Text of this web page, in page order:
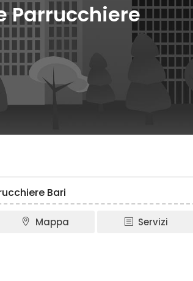
Parrucchiere
Bari
Mappa Servizi